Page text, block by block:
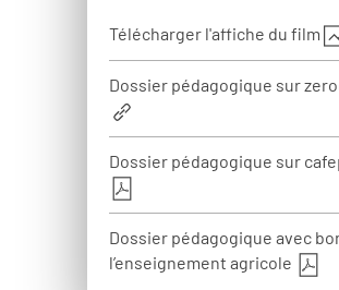
Télécharger l'affiche du film
Dossier pédagogique sur
Dossier pédagogique sur
Dossier pédagogique avec
l’enseignement agricole